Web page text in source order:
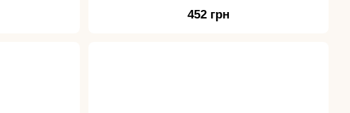
452 грн